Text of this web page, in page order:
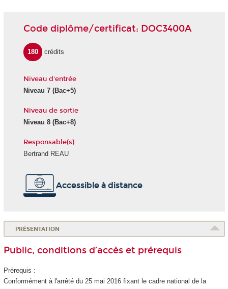
Code diplôme/certificat: DOC3400A
180 crédits
Niveau d'entrée
Niveau 7 (Bac+5)
Niveau de sortie
Niveau 8 (Bac+8)
Responsable(s)
Bertrand REAU
Accessible à distance
PRÉSENTATION
Public, conditions d’accès et prérequis
Prérequis :
Conformément à l'arrêté du 25 mai 2016 fixant le cadre national de la